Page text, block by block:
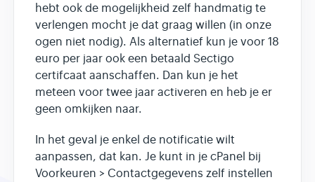
hebt ook de mogelijkheid zelf handmatig te
verlengen mocht je dat graag willen (in onze
ogen niet nodig). Als alternatief kun je voor 18
euro per jaar ook een betaald Sectigo
certifcaat aanschaffen. Dan kun je het
meteen voor twee jaar activeren en heb je er
geen omkijken naar.
In het geval je enkel de notificatie wilt
aanpassen, dat kan. Je kunt in je cPanel bij
Voorkeuren > Contactgegevens zelf instellen